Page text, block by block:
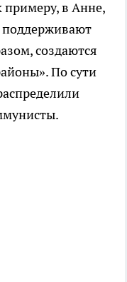
примеру, в Анне,
поддерживают
создаются
По сути